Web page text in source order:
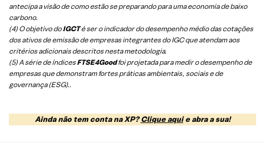
antecipa a visão de como estão se preparando para uma economia de baixo
carbono.
(4) O objetivo doIGCTé ser o indicador do desempenho médio das cotações
dos ativos de emissão de empresas integrantes do IGC que atendam aos
critérios adicionais descritos nesta metodologia.
(5) A série de índicesFTSE4Goodfoi projetada para medir o desempenho de
empresas que demonstram fortes práticas ambientais, sociais e de
governança (ESG)..
Ainda não tem conta na XP?Clique aquie abra a sua!